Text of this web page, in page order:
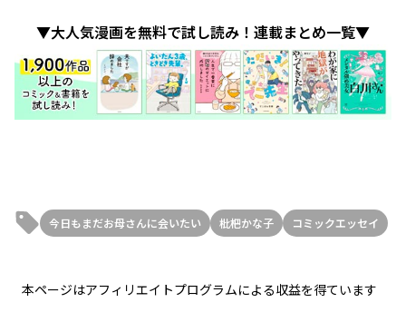
▼大人気漫画を無料で試し読み！連載まとめ一覧▼
今日もまだお母さんに会いたい 枇杷かな子 コミックエッセイ
本ページはアフィリエイトプログラムによる収益を得ています